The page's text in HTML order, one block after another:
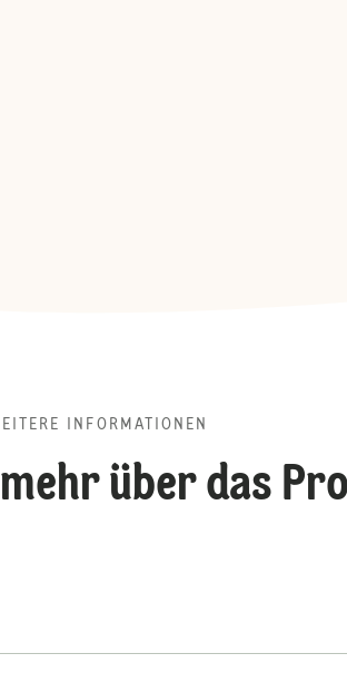
INFORMATIONEN
über das